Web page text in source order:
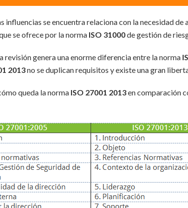
influencias se encuentra relaciona con la necesidad de
se ofrece por la norma ISO 31000de gestión de
revisión genera una enorme diferencia entre la norma
2013no se duplican requisitos y existe una gran
queda la norma ISO 27001 2013en comparación